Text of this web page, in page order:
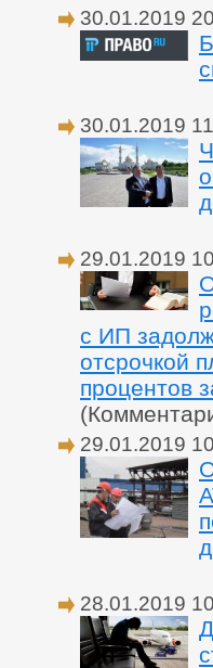
30.01.2019
30.01.2019
29.01.2019
с ИП
отсрочкой
процентов
29.01.2019
28.01.2019